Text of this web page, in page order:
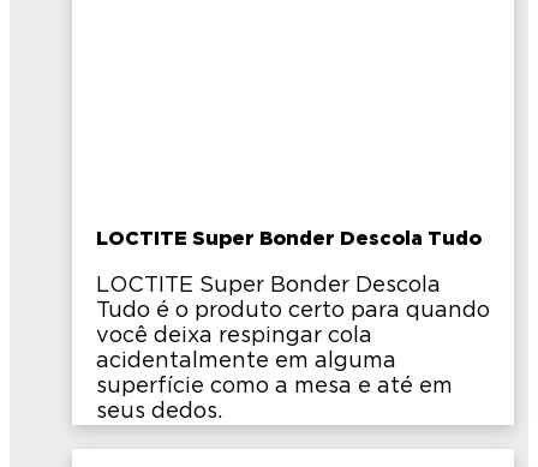
LOCTITE Super Bonder Descola Tudo
LOCTITE Super Bonder Descola
Tudo é o produto certo para quando
você deixa respingar cola
acidentalmente em alguma
superfície como a mesa e até em
seus dedos.